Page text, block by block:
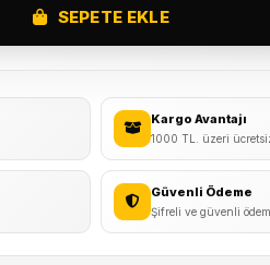
SEPETE EKLE
Kargo Avantajı
1000 TL. üzeri
Güvenli Ödeme
Şifreli ve güvenli